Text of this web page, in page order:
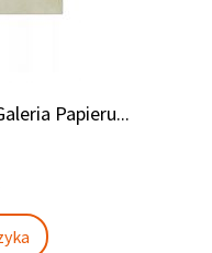
Papieru...